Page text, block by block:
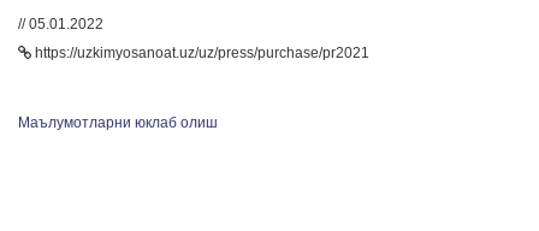
// 05.01.2022
https://uzkimyosanoat.uz/uz/press/purchase/pr2021
Маълумотларни юклаб олиш